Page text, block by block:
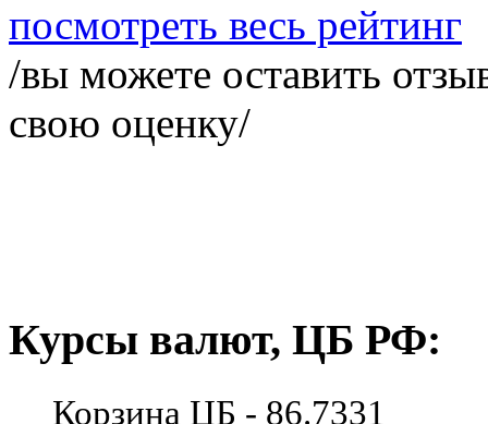
посмотреть весь рейтинг
/вы можете оставить
свою оценку/
Курсы валют, ЦБ РФ:
Корзина ЦБ - 86.7331